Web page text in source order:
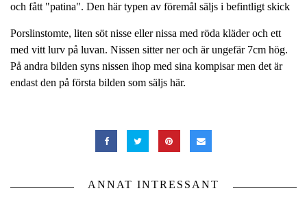
och fått "patina". Den här typen av föremål säljs i befintligt skick
Porslinstomte, liten söt nisse eller nissa med röda kläder och ett
med vitt lurv på luvan. Nissen sitter ner och är ungefär 7cm hög.
På andra bilden syns nissen ihop med sina kompisar men det är
endast den på första bilden som säljs här.
ANNAT INTRESSANT